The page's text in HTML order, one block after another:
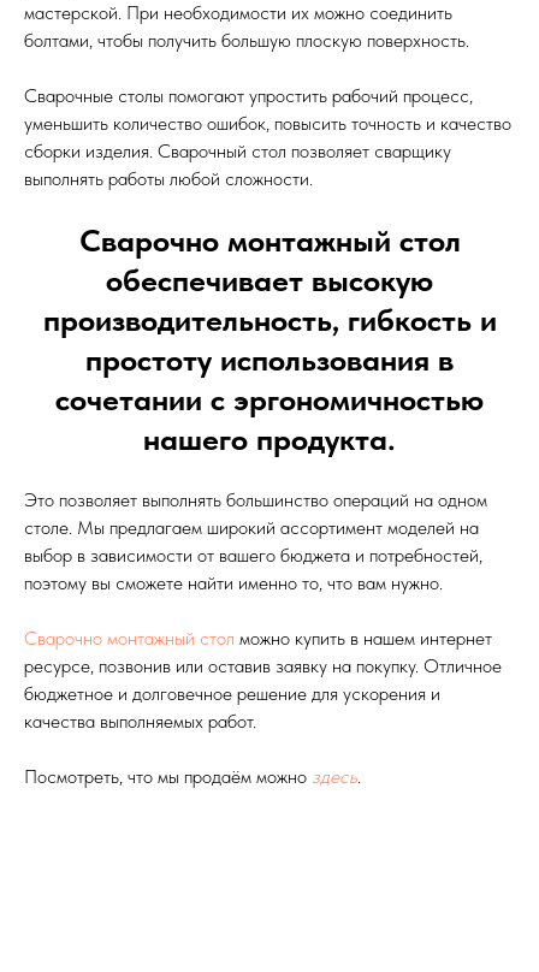
мастерской. При необходимости их можно соединить
болтами, чтобы получить большую плоскую поверхность.
Сварочные столы помогают упростить рабочий процесс,
уменьшить количество ошибок, повысить точность и качество
сборки изделия. Сварочный стол позволяет сварщику
выполнять работы любой сложности.
Сварочно монтажный стол
обеспечивает высокую
производительность, гибкость и
простоту использования в
сочетании с эргономичностью
нашего продукта.
Это позволяет выполнять большинство операций на одном
столе. Мы предлагаем широкий ассортимент моделей на
выбор в зависимости от вашего бюджета и потребностей,
поэтому вы сможете найти именно то, что вам нужно.
Сварочно монтажный стол можно купить в нашем интернет
ресурсе, позвонив или оставив заявку на покупку. Отличное
бюджетное и долговечное решение для ускорения и
качества выполняемых работ.
Посмотреть, что мы продаём можно здесь.